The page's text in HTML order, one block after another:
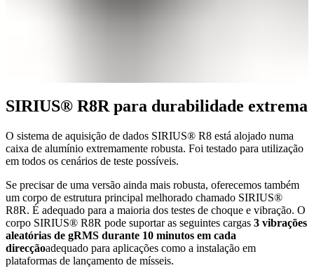
SIRIUS® R8R para durabilidade extrema
O sistema de aquisição de dados SIRIUS® R8 está alojado numa
caixa de alumínio extremamente robusta. Foi testado para utilização
em todos os cenários de teste possíveis.
Se precisar de uma versão ainda mais robusta, oferecemos também
um corpo de estrutura principal melhorado chamado SIRIUS®
R8R. É adequado para a maioria dos testes de choque e vibração. O
corpo SIRIUS® R8R pode suportar as seguintes cargas 3 vibrações
aleatórias de gRMS durante 10 minutos em cada
direcçãoadequado para aplicações como a instalação em
plataformas de lançamento de mísseis.